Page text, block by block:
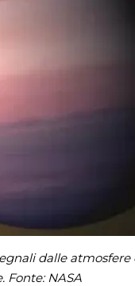
dalle atmosfere
NASA